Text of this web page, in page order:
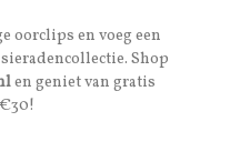
oorclips en voeg een
Shop
en geniet van gratis